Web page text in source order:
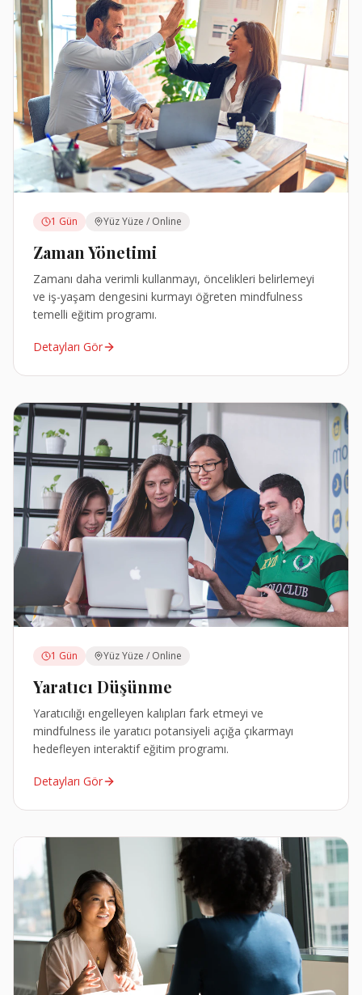
1 Gün Yüz Yüze / Online
Zaman Yönetimi
Zamanı daha verimli kullanmayı, öncelikleri belirlemeyi
ve iş-yaşam dengesini kurmayı öğreten mindfulness
temelli eğitim programı.
Detayları Gör
1 Gün Yüz Yüze / Online
Yaratıcı Düşünme
Yaratıcılığı engelleyen kalıpları fark etmeyi ve
mindfulness ile yaratıcı potansiyeli açığa çıkarmayı
hedefleyen interaktif eğitim programı.
Detayları Gör